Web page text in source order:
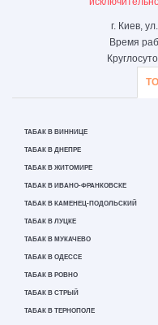
г. Киев,
Время
ТАБАК В ВИННИЦЕ
ТАБАК В ДНЕПРЕ
ТАБАК В ЖИТОМИРЕ
ТАБАК В ИВАНО-ФРАНКОВСКЕ
ТАБАК В КАМЕНЕЦ-ПОДОЛЬСКИЙ
ТАБАК В ЛУЦКЕ
ТАБАК В МУКАЧЕВО
ТАБАК В ОДЕССЕ
ТАБАК В РОВНО
ТАБАК В СТРЫЙ
ТАБАК В ТЕРНОПОЛЕ